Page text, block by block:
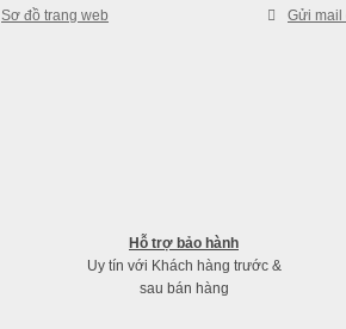
Sơ đồ trang web
Gửi mail
Hỗ trợ bảo hành
Uy tín với Khách hàng trước &
sau bán hàng